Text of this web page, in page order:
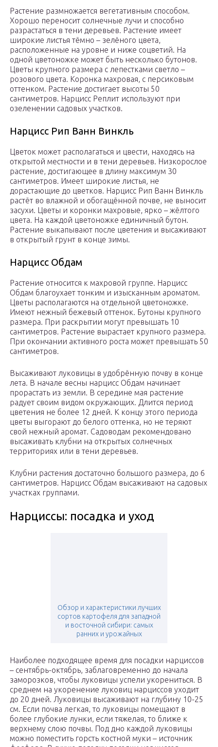
Растение размножается вегетативным способом.
Хорошо переносит солнечные лучи и способно
разрастаться в тени деревьев. Растение имеет
широкие листья тёмно – зелёного цвета,
расположенные на уровне и ниже соцветий. На
одной цветоножке может быть несколько бутонов.
Цветы крупного размера с лепестками светло –
розового цвета. Коронка махровая, с персиковым
оттенком. Растение достигает высоты 50
сантиметров. Нарцисс Реплит используют при
озеленении садовых участков.
Нарцисс Рип Ванн Винкль
Цветок может располагаться и цвести, находясь на
открытой местности и в тени деревьев. Низкорослое
растение, достигающее в длину максимум 30
сантиметров. Имеет широкие листья, не
дорастающие до цветков. Нарцисс Рип Ванн Винкль
растёт во влажной и обогащённой почве, не выносит
засухи. Цветы и коронки махровые, ярко – жёлтого
цвета. На каждой цветоножке единичный бутон.
Растение выкапывают после цветения и высаживают
в открытый грунт в конце зимы.
Нарцисс Обдам
Растение относится к махровой группе. Нарцисс
Обдам благоухает тонким и изысканным ароматом.
Цветы располагаются на отдельной цветоножке.
Имеют нежный бежевый оттенок. Бутоны крупного
размера. При раскрытии могут превышать 10
сантиметров. Растение вырастает крупного размера.
При окончании активного роста может превышать 50
сантиметров.
Высаживают луковицы в удобрённую почву в конце
лета. В начале весны нарцисс Обдам начинает
прорастать из земли. В середине мая растение
радует своим видом окружающих. Длится период
цветения не более 12 дней. К концу этого периода
цветы выгорают до белого оттенка, но не теряют
свой нежный аромат. Садоводам рекомендовано
высаживать клубни на открытых солнечных
территориях или в тени деревьев.
Клубни растения достаточно большого размера, до 6
сантиметров. Нарцисс Обдам высаживают на садовых
участках группами.
Нарциссы: посадка и уход
Обзор и характеристики лучших
сортов картофеля для западной
и восточной сибири: самых
ранних и урожайных
Наиболее подходящее время для посадки нарциссов
– сентябрь-октябрь, заблаговременно до начала
заморозков, чтобы луковицы успели укорениться. В
среднем на укоренение луковиц нарциссов уходит
до 20 дней. Луковицы высаживают на глубину 10-25
см. Если почва легкая, то луковицы помещают в
более глубокие лунки, если тяжелая, то ближе к
верхнему слою почвы. Под дно каждой луковицы
можно поместить горсть костной муки – источник